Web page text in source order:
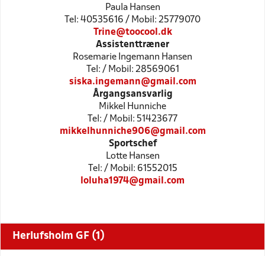
Paula Hansen
Tel: 40535616 / Mobil: 25779070
Trine@toocool.dk
Assistenttræner
Rosemarie Ingemann Hansen
Tel: / Mobil: 28569061
siska.ingemann@gmail.com
Årgangsansvarlig
Mikkel Hunniche
Tel: / Mobil: 51423677
mikkelhunniche906@gmail.com
Sportschef
Lotte Hansen
Tel: / Mobil: 61552015
loluha1974@gmail.com
Herlufsholm GF (1)